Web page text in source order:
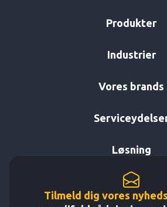
Produkter
Industrier
Vores brands
Løsning
Tilmeld dig vores